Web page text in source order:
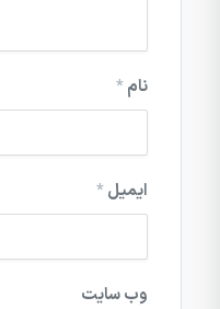
نام*
ایمیل*
وب‌ سایت